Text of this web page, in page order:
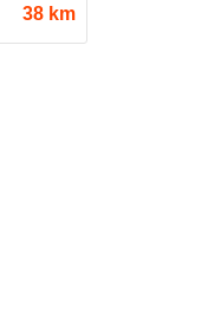
38 km